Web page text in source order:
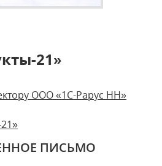
21»
ООО «1С-Рарус НН»
ПИСЬМО